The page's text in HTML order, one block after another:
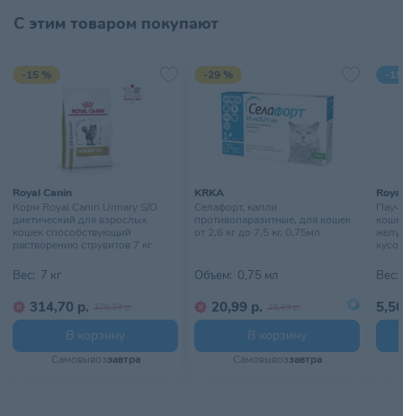
Тип питомца Кошки
Тип упаковки Мешок
Условия хранения
Хранить в сухом месте,
недоступном для детей
Объем: 5л.
С этим товаром покупают
-15 %
Royal Canin
Корм Royal Canin Urinary S/O
диетический для взрослых
кошек способствующий
растворению струвитов 7 кг
Вес: 7 кг
314,70 р. 370,23 р.
В корзину
Самовывоззавтра
-29 %
KRKA
Селафорт, капли
противопаразитные, для кошек
от 2,6 кг до 7,5 кг, 0,75мл
Объем: 0,75 мл
20,99 р. 29,49 р.
В корзину
Самовывоззавтра
-
Пауч
Вес: